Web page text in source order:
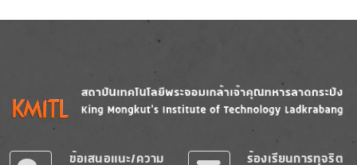
Image
ข้อเสนอแนะ/ความ
ร้องเรียนการทุจริต